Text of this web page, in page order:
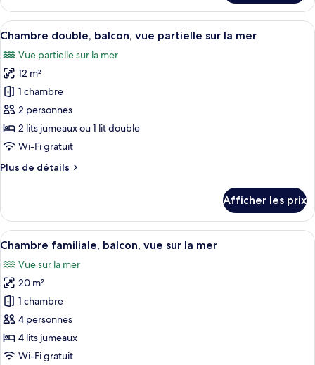
Standard
Chambre
triple
Standard
Afficher
toutes
les
photos
pour
ce
type
de
chambre :
Chambre
vue
partielle
sur
la
mer
Literie de qualité, minibar, coffre-
5
Chambre double, balcon, vue partielle sur la mer
Vue partielle sur la mer
12 m²
1 chambre
2 personnes
2 lits jumeaux ou 1 lit double
Wi-Fi gratuit
Plus de détails
Plus
Chambre
double,
balcon,
partielle
sur
la
mer
Afficher les prix
Afficher
toutes
les
photos
pour
ce
type
de
Une chambre d’hôtel moderne
9
Chambre familiale, balcon, vue sur la mer
Vue sur la mer
20 m²
1 chambre
4 personnes
4 lits jumeaux
Wi-Fi gratuit